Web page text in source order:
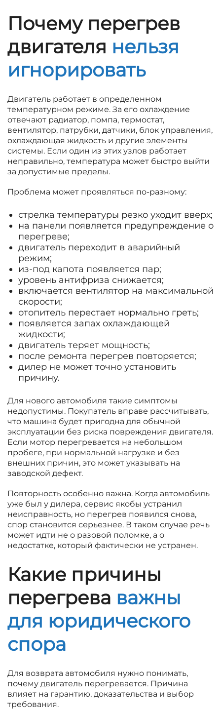
Почему перегрев
двигателя нельзя
игнорировать
Двигатель работает в определенном
температурном режиме. За его охлаждение
отвечают радиатор, помпа, термостат,
вентилятор, патрубки, датчики, блок управления,
охлаждающая жидкость и другие элементы
системы. Если один из этих узлов работает
неправильно, температура может быстро выйти
за допустимые пределы.
Проблема может проявляться по-разному:
стрелка температуры резко уходит вверх;
на панели появляется предупреждение о
перегреве;
двигатель переходит в аварийный
режим;
из-под капота появляется пар;
уровень антифриза снижается;
включается вентилятор на максимальной
скорости;
отопитель перестает нормально греть;
появляется запах охлаждающей
жидкости;
двигатель теряет мощность;
после ремонта перегрев повторяется;
дилер не может точно установить
причину.
Для нового автомобиля такие симптомы
недопустимы. Покупатель вправе рассчитывать,
что машина будет пригодна для обычной
эксплуатации без риска повреждения двигателя.
Если мотор перегревается на небольшом
пробеге, при нормальной нагрузке и без
внешних причин, это может указывать на
заводской дефект.
Повторность особенно важна. Когда автомобиль
уже был у дилера, сервис якобы устранил
неисправность, но перегрев появился снова,
спор становится серьезнее. В таком случае речь
может идти не о разовой поломке, а о
недостатке, который фактически не устранен.
Какие причины
перегрева важны
для юридического
спора
Для возврата автомобиля нужно понимать,
почему двигатель перегревается. Причина
влияет на гарантию, доказательства и выбор
требования.